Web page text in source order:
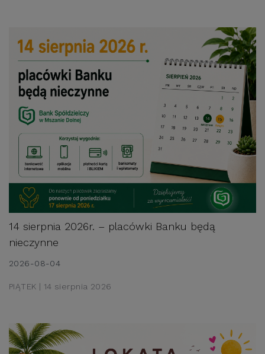
14 sierpnia 2026r. – placówki Banku będą
nieczynne
2026-08-04
PIĄTEK | 14 sierpnia 2026